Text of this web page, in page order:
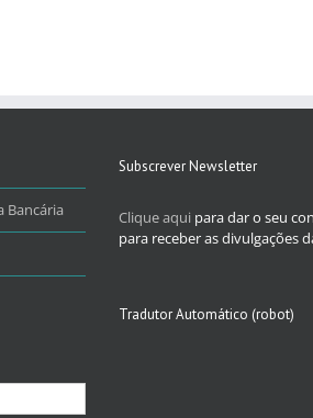
Bancária
Subscrever Newsletter
Clique aqui para dar o seu
para receber as divulgações
Tradutor Automático (robot)